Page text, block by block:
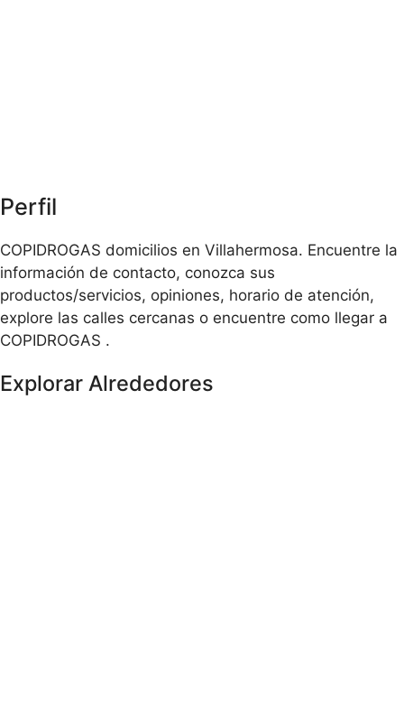
Perfil
COPIDROGAS domicilios en Villahermosa. Encuentre la
información de contacto, conozca sus
productos/servicios, opiniones, horario de atención,
explore las calles cercanas o encuentre como llegar a
COPIDROGAS .
Explorar Alrededores